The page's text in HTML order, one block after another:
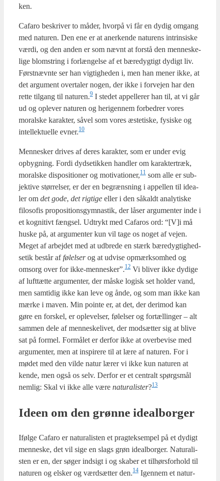
ken.
Cafa­ro beskri­ver to måder, hvor­på vi får en dydig omgang
med natu­ren. Den ene er at aner­ken­de natu­rens intrin­si­ske
vær­di, og den anden er som nævnt at for­stå den men­ne­ske­
li­ge blom­string i for­læn­gel­se af et bære­dyg­tigt dydigt liv.
Først­nævn­te ser han vig­tig­he­den i, men han mener ikke, at
det argu­ment over­ta­ler nogen, der ikke i for­vej­en har den
ret­te til­gang til naturen.9 I ste­det appel­le­rer han til, at vi går
ud og ople­ver natu­ren og her­i­gen­nem for­bed­rer vores
moral­ske karak­ter, såvel som vores æste­ti­ske, fysi­ske og
intel­lek­tu­el­le evner.10
Men­ne­sker dri­ves af deres karak­ter, som er under evig
opbyg­ning. For­di dyds­etik­ken hand­ler om karak­ter­træk,
moral­ske dis­po­si­tio­ner og motivationer,11 som alle er sub­
jek­ti­ve stør­rel­ser, er der en begræns­ning i appel­len til ide­a­
ler om det gode, det rig­ti­ge eller i den såkaldt ana­ly­ti­ske
filo­so­fis pro­po­si­tions­gym­na­stik, der låser argu­men­ter inde i
et kog­ni­tivt fængsel. Udtrykt med Cafa­ros ord: “[V]i må
huske på, at argu­men­ter kun vil tage os noget af vej­en.
Meget af arbej­det med at udbre­de en stærk bære­dyg­tig­hed­
s­e­tik består affølel­serog at udvi­se opmærk­som­hed og
omsorg over for ikke-mennesker”.12 Vi bli­ver ikke dydi­ge
af luft­tæt­te argu­men­ter, der måske logisk set hol­der vand,
men sam­ti­dig ikke kan leve og ånde, og som man ikke kan
mær­ke i maven. Min poin­te er, at det, der der­i­mod kan
gøre en for­skel, er ople­vel­ser, følel­ser og for­tæl­lin­ger – alt
sam­men dele af men­ne­ske­li­vet, der mod­sæt­ter sig at bli­ve
sat på for­mel. For­må­let er der­for ikke at over­be­vi­se med
argu­men­ter, men at inspi­re­re til at lære af natu­ren. For i
mødet med den vil­de natur lærer vi ikke kun natu­ren at
ken­de, men også os selv. Der­for er et cen­tralt spørgs­mål
nem­lig: Skal vi ikke alle være natu­ra­li­ster?13
Ide­en om den grøn­ne ide­al­bor­ger
Iføl­ge Cafa­ro er natu­ra­li­sten et prag­t­ek­sem­pel på et dydigt
men­ne­ske, det vil sige en slags grøn ide­al­bor­ger. Natu­ra­li­
sten er en, der søger ind­sigt i og ska­ber et til­hørs­for­hold til
natu­ren og elsker og værds­æt­ter den.14 Igen­nem et natur­